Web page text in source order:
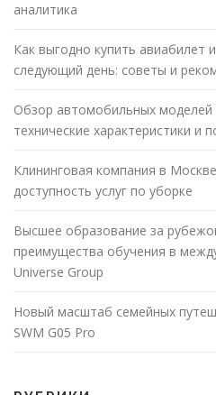
аналитика
Как выгодно купить авиабилет
следующий день: советы и
Обзор автомобильных моделей
технические характеристики и
Клининговая компания в
доступность услуг по уборке
Высшее образование за
преимущества обучения в
Universe Group
Новый масштаб семейных
SWM G05 Pro